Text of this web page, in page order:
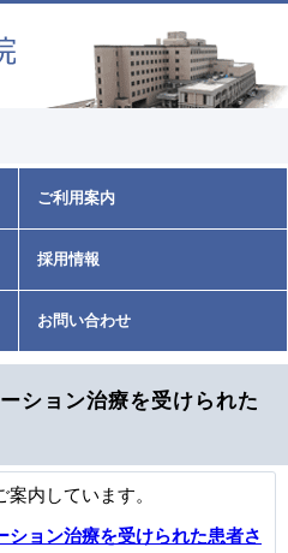
ご利用案内
採用情報
お問い合わせ
ション治療を受けられた
内しています。
ション治療を受けられた患者さ